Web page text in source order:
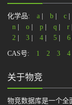
化学品: a b c
n
o p q r
2
3 4 5 6
CAS号: 1 2 3 4
关于物竞
物竞数据库是一个全